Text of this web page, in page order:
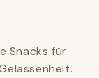
Snacks für